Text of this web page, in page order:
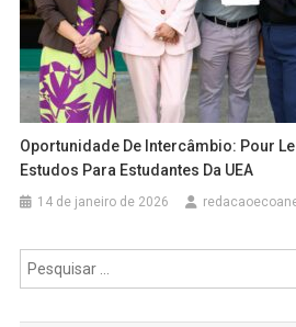
Oportunidade De Intercâmbio: Pour
Estudos Para Estudantes Da UEA
14 de janeiro de 2026